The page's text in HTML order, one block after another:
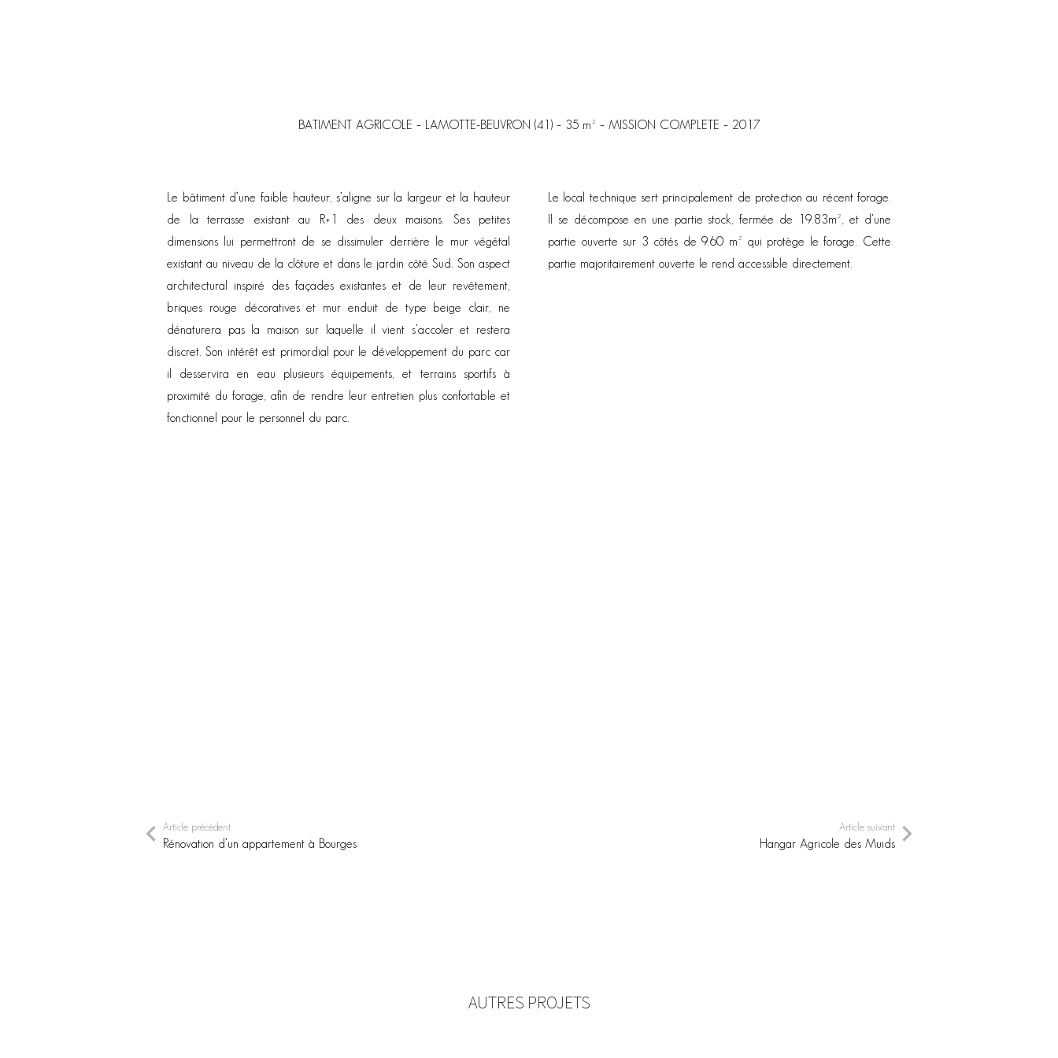
BATIMENT AGRICOLE – LAMOTTE-BEUVRON (41) – 35 m² – MISSION COMPLETE – 2017
Le bâtiment d’une faible hauteur, s’aligne sur la largeur et la hauteur
de la terrasse existant au R+1 des deux maisons. Ses petites
dimensions lui permettront de se dissimuler derrière le mur végétal
existant au niveau de la clôture et dans le jardin côté Sud. Son aspect
architectural inspiré des façades existantes et de leur revêtement,
briques rouge décoratives et mur enduit de type beige clair, ne
dénaturera pas la maison sur laquelle il vient s’accoler et restera
discret. Son intérêt est primordial pour le développement du parc car
il desservira en eau plusieurs équipements, et terrains sportifs à
proximité du forage, afin de rendre leur entretien plus confortable et
fonctionnel pour le personnel du parc.
Le local technique sert principalement de protection au récent forage.
Il se décompose en une partie stock, fermée de 19.83m², et d’une
partie ouverte sur 3 côtés de 9.60 m² qui protège le forage. Cette
partie majoritairement ouverte le rend accessible directement.
Article précédent
Rénovation d’un appartement à Bourges
Article suivant
Hangar Agricole des Muids
AUTRES PROJETS